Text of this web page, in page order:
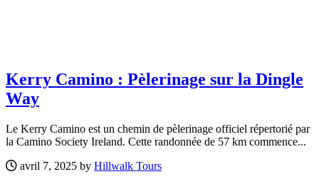
Kerry Camino : Pèlerinage sur la Dingle
Way
Le Kerry Camino est un chemin de pèlerinage officiel répertorié par
la Camino Society Ireland. Cette randonnée de 57 km commence...
avril 7, 2025 by Hillwalk Tours